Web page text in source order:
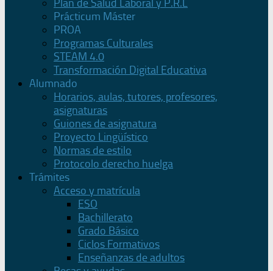
Plan de Salud Laboral y P.R.L
Prácticum Máster
PROA
Programas Culturales
STEAM 4.0
Transformación Digital Educativa
Alumnado
Horarios, aulas, tutores, profesores,
asignaturas
Guiones de asignatura
Proyecto Lingüístico
Normas de estilo
Protocolo derecho huelga
Trámites
Acceso y matrícula
ESO
Bachillerato
Grado Básico
Ciclos Formativos
Enseñanzas de adultos